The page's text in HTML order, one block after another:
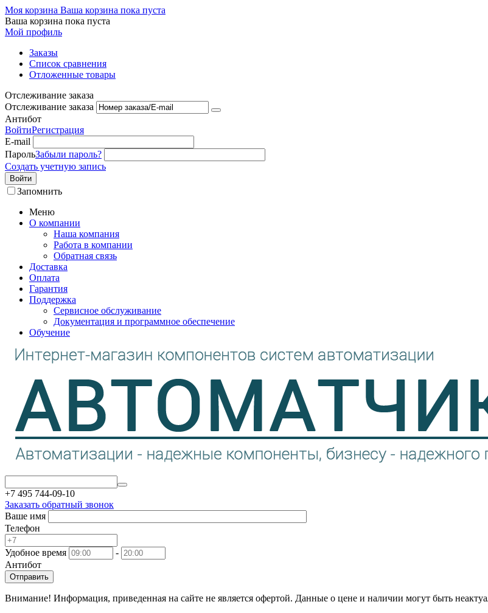
Моя корзина Ваша корзина пока пуста
Ваша корзина пока пуста
Мой профиль
Заказы
Список сравнения
Отложенные товары
Отслеживание заказа
Отслеживание заказа
Антибот
ВойтиРегистрация
E-mail
ПарольЗабыли пароль?
Создать учетную запись
Войти
Запомнить
Меню
О компании
Наша компания
Работа в компании
Обратная связь
Доставка
Оплата
Гарантия
Поддержка
Сервисное обслуживание
Документация и программное обеспечение
Обучение
+7 495 744-09-10
Заказать обратный звонок
Ваше имя
Телефон
Удобное время
-
Антибот
Отправить
Внимание! Информация, приведенная на сайте не является офертой. Данные о цене и наличии могут быть